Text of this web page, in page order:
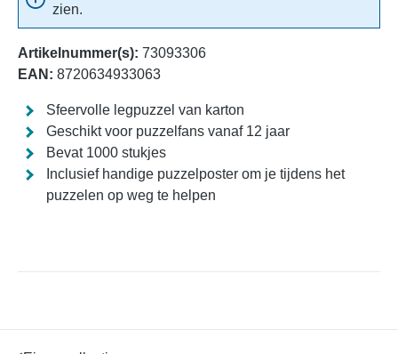
zien.
Artikelnummer(s): 73093306
EAN: 8720634933063
Sfeervolle legpuzzel van karton
Geschikt voor puzzelfans vanaf 12 jaar
Bevat 1000 stukjes
Inclusief handige puzzelposter om je tijdens het
puzzelen op weg te helpen